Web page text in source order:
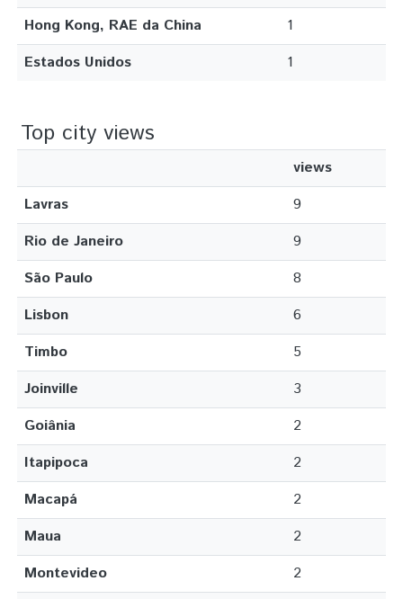
Hong Kong, RAE da China
1
Estados Unidos
1
Top city views
views
Lavras
9
Rio de Janeiro
9
São Paulo
8
Lisbon
6
Timbo
5
Joinville
3
Goiânia
2
Itapipoca
2
Macapá
2
Maua
2
Montevideo
2